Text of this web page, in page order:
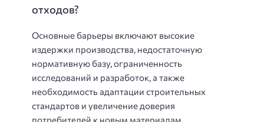
отходов?
Основные барьеры включают высокие
издержки производства, недостаточную
нормативную базу, ограниченность
исследований и разработок, а также
необходимость адаптации строительных
стандартов и увеличение доверия
потребителей к новым материалам.